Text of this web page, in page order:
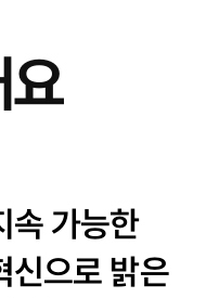
속 가능한
신으로 밝은